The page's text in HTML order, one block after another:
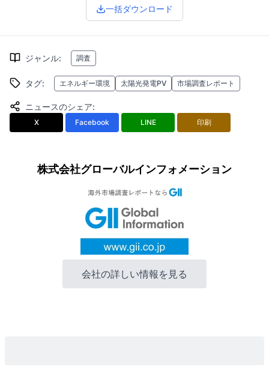
一括ダウンロード
ジャンル: 調査
タグ: エネルギー環境 太陽光発電PV 市場調査レポート
ニュースのシェア:
X Facebook LINE 印刷
株式会社グローバルインフォメーション
会社の詳しい情報を見る